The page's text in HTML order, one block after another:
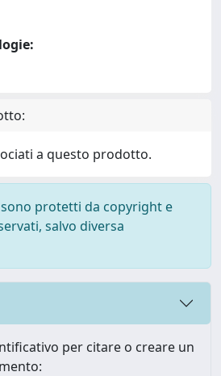
a questo prodotto.
protetti da copyright e
salvo diversa
per citare o creare un